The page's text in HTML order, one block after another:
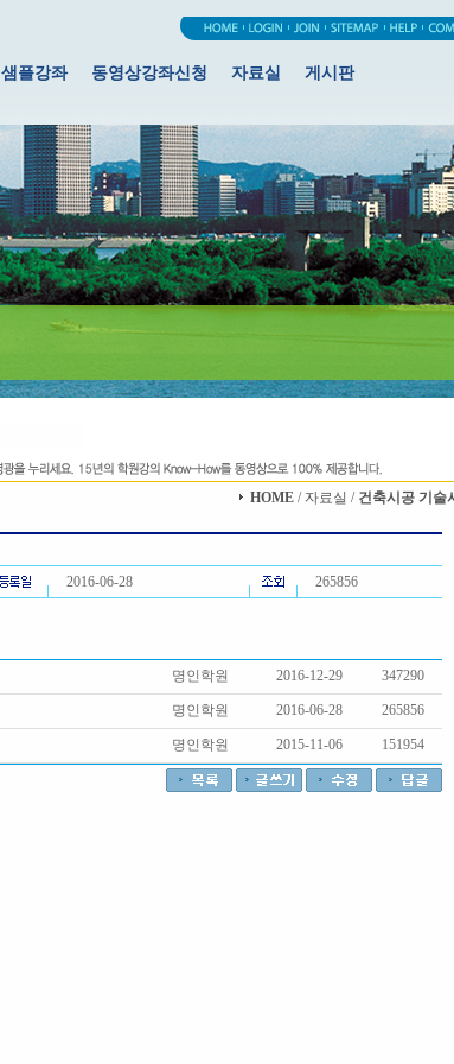
샘플강좌 동영상강좌신청 자료실 게시판
HOME / 자료실 / 건축시공 기술
2016-06-28 265856
명인학원 2016-12-29 347290
명인학원 2016-06-28 265856
명인학원 2015-11-06 151954